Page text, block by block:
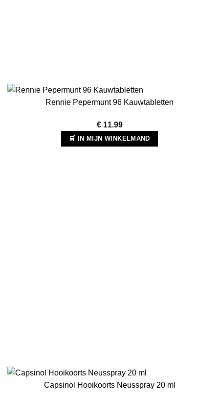
Rennie Pepermunt 96 Kauwtabletten
€11.99
🛒 IN MIJN WINKELMAND
Capsinol Hooikoorts Neusspray 20 ml